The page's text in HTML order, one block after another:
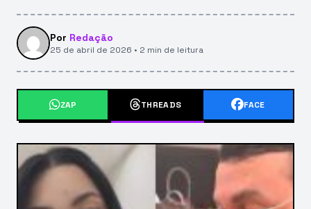
Por Redação
25 de abril de 2026 • 2 min de leitura
ZAP THREADS FACE